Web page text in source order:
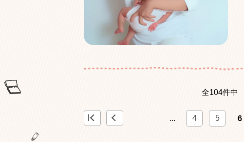
全104件中
« ... 4 5 6